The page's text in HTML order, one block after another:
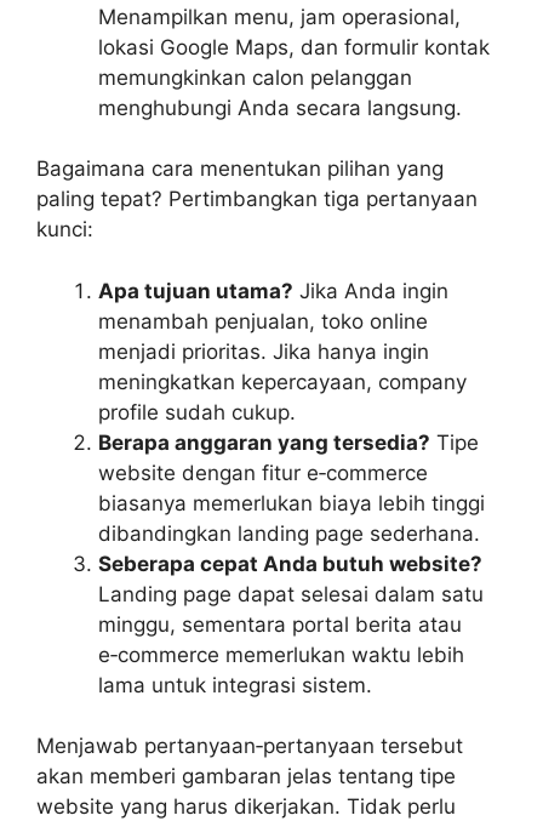
Menampilkan menu, jam operasional,
lokasi Google Maps, dan formulir kontak
memungkinkan calon pelanggan
menghubungi Anda secara langsung.
Bagaimana cara menentukan pilihan yang
paling tepat? Pertimbangkan tiga pertanyaan
kunci:
Apa tujuan utama? Jika Anda ingin
menambah penjualan, toko online
menjadi prioritas. Jika hanya ingin
meningkatkan kepercayaan, company
profile sudah cukup.
Berapa anggaran yang tersedia? Tipe
website dengan fitur e‑commerce
biasanya memerlukan biaya lebih tinggi
dibandingkan landing page sederhana.
Seberapa cepat Anda butuh website?
Landing page dapat selesai dalam satu
minggu, sementara portal berita atau
e‑commerce memerlukan waktu lebih
lama untuk integrasi sistem.
Menjawab pertanyaan‑pertanyaan tersebut
akan memberi gambaran jelas tentang tipe
website yang harus dikerjakan. Tidak perlu